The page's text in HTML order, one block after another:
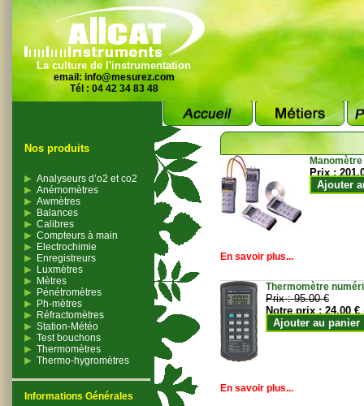
La culture de l'instrumentation
email: info@mesurez.com
Tél : 04 42 34 83 48
Nos produits
Analyseurs d’o2 et co2
Anémomètres
Awmètres
Balances
Calibres
Compteurs à main
Electrochimie
Enregistreurs
Luxmètres
Mètres
Pénétromètres
Ph-mètres
Réfractomètres
Station-Météo
Test bouchons
Thermomètres
Thermo-hygromètres
Informations Générales
Prix :
Ajouter
En savoir plus...
Thermomètre
Prix :95.00 €
Notre prix :24.00 €
Ajouter au panier
En savoir plus...